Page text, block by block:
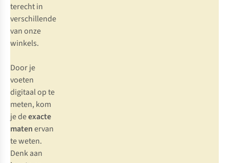
terecht in
verschillende
van onze
winkels.
Door je
voeten
digitaal op te
meten, kom
je deexacte
matenervan
te weten.
Denk aan